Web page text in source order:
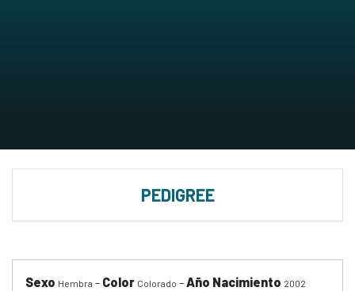
PEDIGREE
Sexo Hembra - Color Colorado -Año Nacimiento 2002